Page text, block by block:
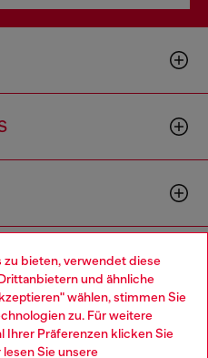
zu bieten, verwendet diese
und ähnliche
wählen, stimmen Sie
zu. Für weitere
Ihrer Präferenzen klicken Sie
lesen Sie unsere